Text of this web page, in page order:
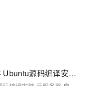
大数据-39 Redis 高并发分布式缓存 Ubuntu源码编译安装 云服务器 启动并测试 redis-server redis-cli